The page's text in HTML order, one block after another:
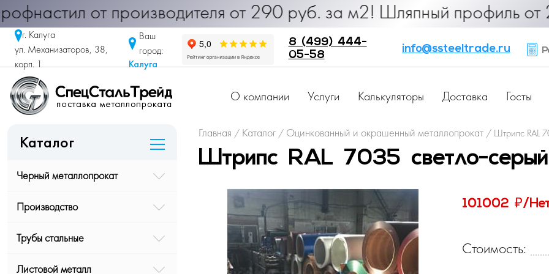
от производителя от 290 руб. за м2! Шляпный профиль от
г. Калуга
ул. Механизаторов, 38,
корп. 1
Ваш
город:
Калуга
8 (499) 444-
05-58
info@ssteeltrade.ru
О компании Услуги Калькуляторы Доставка Госты
Каталог
Черный металлопрокат
Производство
Трубы стальные
Листовой металл
Главная / Каталог / Оцинкованный и окрашенный металлопрокат / Штрипс RAL
Штрипс RAL 7035 светло-
101002 ₽/
Стоимость: